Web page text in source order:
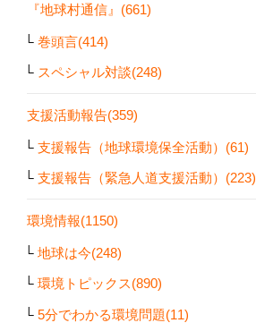
『地球村通信』(661)
巻頭言(414)
スペシャル対談(248)
支援活動報告(359)
支援報告（地球環境保全活動）(61)
支援報告（緊急人道支援活動）(223)
環境情報(1150)
地球は今(248)
環境トピックス(890)
5分でわかる環境問題(11)